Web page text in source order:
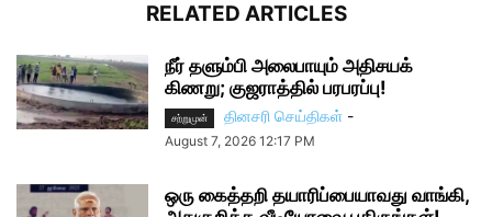
RELATED ARTICLES
நீர் தளும்பி அலைபாயும் அதிசயக்
கிணறு; குஜராத்தில் பரபரப்பு!
சற்றுமுன் தினசரி செய்திகள் -
August 7, 2026 12:17 PM
ஒரு கைத்தறி தயாரிப்பையாவது வாங்கி,